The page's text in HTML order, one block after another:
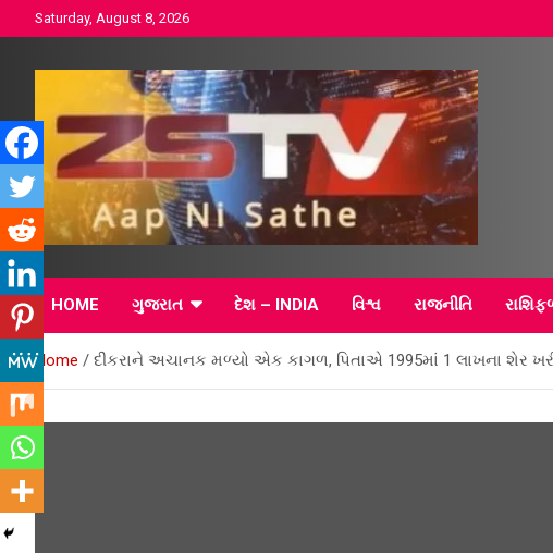
to
Saturday, August 8, 2026
ZSTV ગુજરાતી સમાચાર –
ભારત સમાચાર – વિશ્વ
સમાચાર
HOME ગુજરાત દેશ – INDIA વિશ્વ રાજનીતિ
Home દીકરાને અચાનક મળ્યો એક કાગળ, પિતાએ 1995માં 1 લાખના શેર